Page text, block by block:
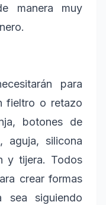
manera muy
para
fieltro o retazo
botones de
aguja, silicona
y tijera. Todos
crear formas
siguiendo